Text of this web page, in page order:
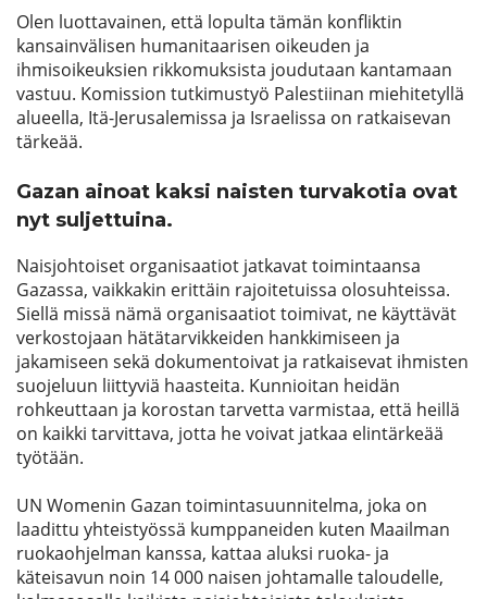
Olen luottavainen, että lopulta tämän konfliktin
kansainvälisen humanitaarisen oikeuden ja
ihmisoikeuksien rikkomuksista joudutaan kantamaan
vastuu. Komission tutkimustyö Palestiinan miehitetyllä
alueella, Itä-Jerusalemissa ja Israelissa on ratkaisevan
tärkeää.
Gazan ainoat kaksi naisten turvakotia ovat
nyt suljettuina.
Naisjohtoiset organisaatiot jatkavat toimintaansa
Gazassa, vaikkakin erittäin rajoitetuissa olosuhteissa.
Siellä missä nämä organisaatiot toimivat, ne käyttävät
verkostojaan hätätarvikkeiden hankkimiseen ja
jakamiseen sekä dokumentoivat ja ratkaisevat ihmisten
suojeluun liittyviä haasteita. Kunnioitan heidän
rohkeuttaan ja korostan tarvetta varmistaa, että heillä
on kaikki tarvittava, jotta he voivat jatkaa elintärkeää
työtään.
UN Womenin Gazan toimintasuunnitelma, joka on
laadittu yhteistyössä kumppaneiden kuten Maailman
ruokaohjelman kanssa, kattaa aluksi ruoka- ja
käteisavun noin 14 000 naisen johtamalle taloudelle,